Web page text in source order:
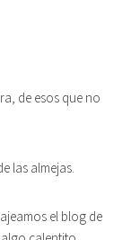
de esos que no
las almejas.
el blog de